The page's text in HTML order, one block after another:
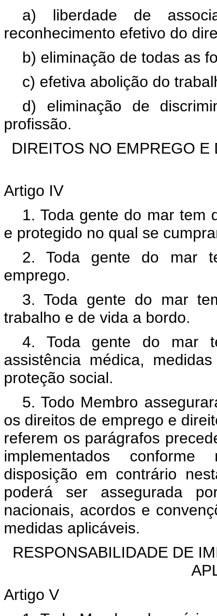
a) liberdade de
reconhecimento efetivo do
b) eliminação de todas as
c) efetiva abolição do
d) eliminação de
profissão.
DIREITOS NO EMPREGO
Artigo IV
1. Toda gente do mar tem
e protegido no qual se
2. Toda gente do mar
emprego.
3. Toda gente do mar
trabalho e de vida a bordo.
4. Toda gente do mar
assistência médica,
proteção social.
5. Todo Membro
os direitos de emprego e
referem os parágrafos
implementados
disposição em contrário
poderá ser assegurada
nacionais, acordos e
medidas aplicáveis.
RESPONSABILIDADE DE
Artigo V